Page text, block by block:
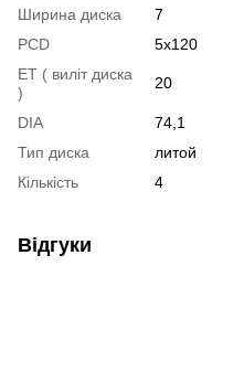
Ширина диска
7
PCD
5x120
ET ( виліт диска
)
20
DIA
74,1
Тип диска
литой
Кількість
4
Відгуки